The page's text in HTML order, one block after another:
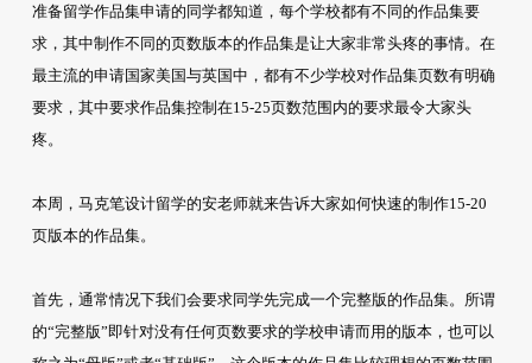
准备留学作品集申请的同学都知道，每个学校都有不同的作品集要
求，其中制作不同的页数版本的作品集是让大家非常头疼的事情。在
最主流的申请国家美国与英国中，都有不少学校对作品集页数有明确
要求，其中要求作品集控制在15-25页数范围内的要求最令大家头
疼。
本周，马克笔设计留学的安老师就来告诉大家如何快速的制作15-20
页版本的作品集。
首先，通常情况下我们会要求同学先完成一个完整版的作品集。所谓
的“完整版”即针对没有任何页数要求的学校申请而用的版本，也可以